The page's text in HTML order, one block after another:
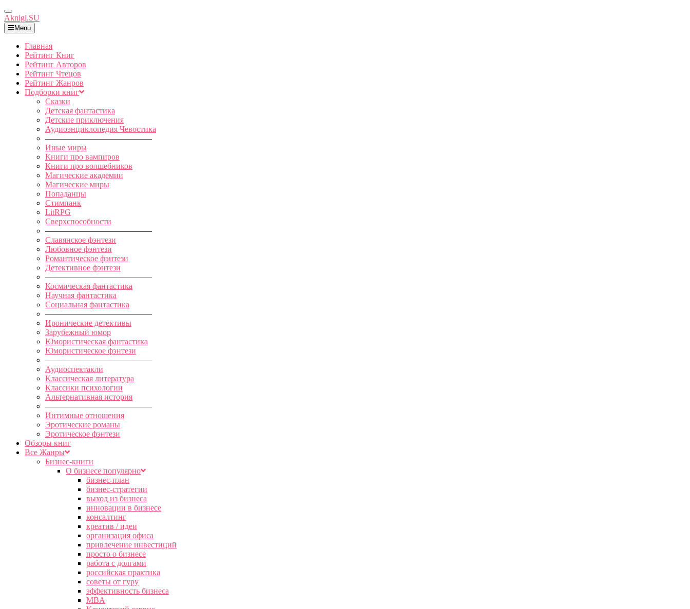
Toggle
Navigation
Aknigi.SU
Menu
Главная
Рейтинг Книг
Рейтинг Авторов
Рейтинг Чтецов
Рейтинг Жанров
Подборки книг
Сказки
Детская фантастика
Детские приключения
Аудиоэнциклопедия Чевостика
—————————————
Иные миры
Книги про вампиров
Книги про волшебников
Магические академии
Магические миры
Попаданцы
Стимпанк
LitRPG
Сверхспособности
—————————————
Славянское фэнтези
Любовное фэнтези
Романтическое фэнтези
Детективное фэнтези
—————————————
Космическая фантастика
Научная фантастика
Социальная фантастика
—————————————
Иронические детективы
Зарубежный юмор
Юмористическая фантастика
Юмористическое фэнтези
—————————————
Аудиоспектакли
Классическая литература
Классики психологии
Альтернативная история
—————————————
Интимные отношения
Эротические романы
Эротическое фэнтези
Обзоры книг
Все Жанры
Бизнес-книги
О бизнесе популярно
бизнес-план
бизнес-стратегии
выход из бизнеса
инновации в бизнесе
консалтинг
креатив / идеи
организация офиса
привлечение инвестиций
просто о бизнесе
работа с долгами
российская практика
советы от гуру
эффективность бизнеса
MBA